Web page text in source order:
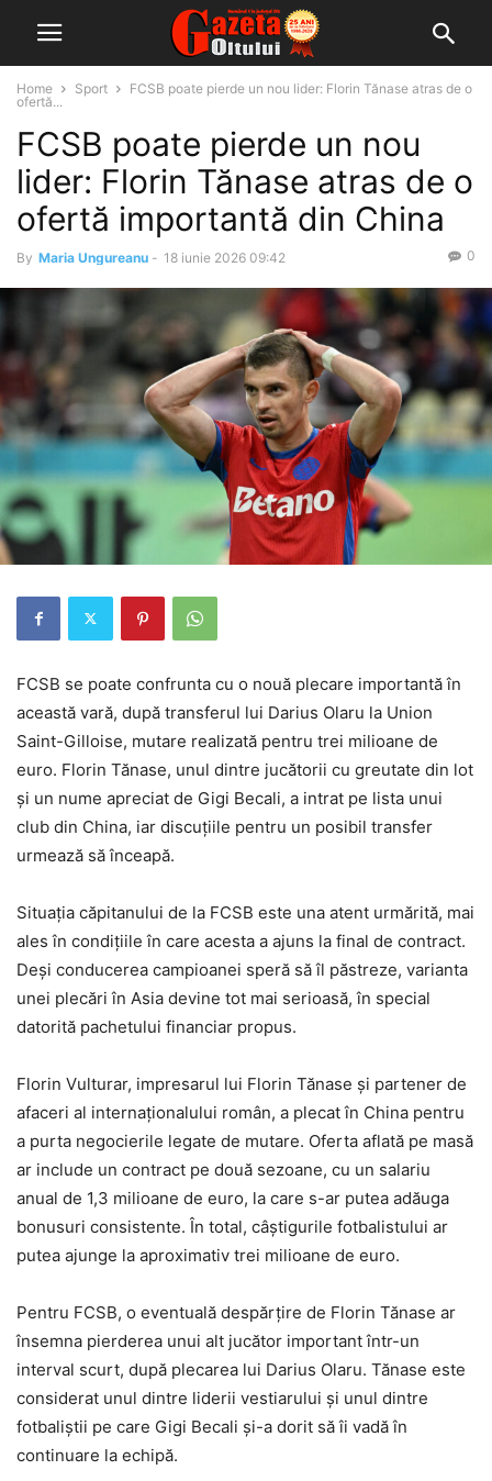
Home Sport
FCSB poate pierde un nou lider: Florin Tănase atras de o
ofertă...
FCSB poate pierde un nou
lider: Florin Tănase atras de o
ofertă importantă din China
By Maria Ungureanu - 18 iunie 2026 09:42 0
FCSB se poate confrunta cu o nouă plecare importantă în
această vară, după transferul lui Darius Olaru la Union
Saint-Gilloise, mutare realizată pentru trei milioane de
euro. Florin Tănase, unul dintre jucătorii cu greutate din lot
și un nume apreciat de Gigi Becali, a intrat pe lista unui
club din China, iar discuțiile pentru un posibil transfer
urmează să înceapă.
Situația căpitanului de la FCSB este una atent urmărită, mai
ales în condițiile în care acesta a ajuns la final de contract.
Deși conducerea campioanei speră să îl păstreze, varianta
unei plecări în Asia devine tot mai serioasă, în special
datorită pachetului financiar propus.
Florin Vulturar, impresarul lui Florin Tănase și partener de
afaceri al internaționalului român, a plecat în China pentru
a purta negocierile legate de mutare. Oferta aflată pe masă
ar include un contract pe două sezoane, cu un salariu
anual de 1,3 milioane de euro, la care s-ar putea adăuga
bonusuri consistente. În total, câștigurile fotbalistului ar
putea ajunge la aproximativ trei milioane de euro.
Pentru FCSB, o eventuală despărțire de Florin Tănase ar
însemna pierderea unui alt jucător important într-un
interval scurt, după plecarea lui Darius Olaru. Tănase este
considerat unul dintre liderii vestiarului și unul dintre
fotbaliștii pe care Gigi Becali și-a dorit să îi vadă în
continuare la echipă.